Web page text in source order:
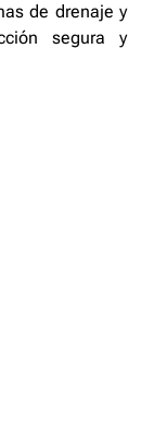
de drenaje y
segura y